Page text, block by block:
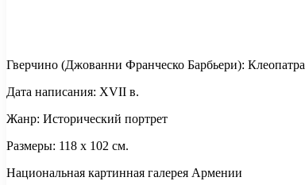
Гверчино (Джованни Франческо Барбьери): Клеопатра
Дата написания: XVII в.
Жанр: Исторический портрет
Размеры: 118 x 102 см.
Национальная картинная галерея Армении